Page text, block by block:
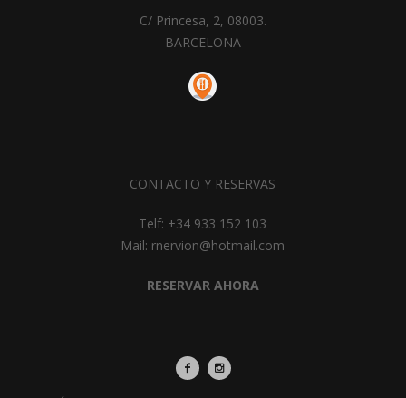
C/ Princesa, 2, 08003.
BARCELONA
CONTACTO Y RESERVAS
Telf: +34 933 152 103
Mail: rnervion@hotmail.com
RESERVAR AHORA